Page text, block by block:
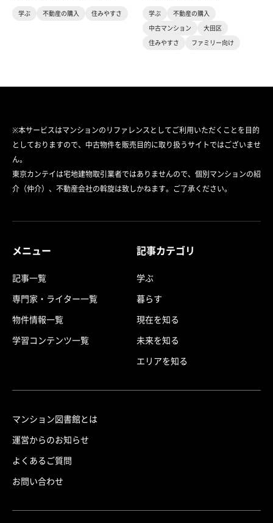
学ぶ 不動産の購入 住みやすさ 学ぶ
不動産の購入
中古マンション
大田区
住みやすさ
ファミリー向け
※本サービスはマンションのリファレンスとしてご利用いただくことを目的
としておりますので、中古物件を販売目的に取り扱うサイトではございませ
ん。
東京カンテイは宅地建物取引業者ではありませんので、個別マンションの紹
介（仲介）、不動産会社の斡旋は致しかねます。ご了承ください。
メニュー
記事一覧
専門家・ライター一覧
物件情報一覧
学習コンテンツ一覧
記事カテゴリ
学ぶ
暮らす
現在を知る
未来を知る
エリアを知る
マンション図書館とは
運営からのお知らせ
よくあるご質問
お問い合わせ